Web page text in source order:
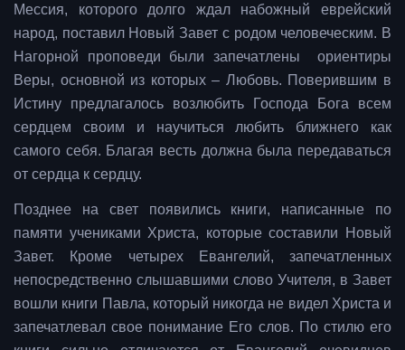
Мессия, которого долго ждал набожный еврейский
народ, поставил Новый Завет с родом человеческим. В
Нагорной проповеди были запечатлены ориентиры
Веры, основной из которых – Любовь. Поверившим в
Истину предлагалось возлюбить Господа Бога всем
сердцем своим и научиться любить ближнего как
самого себя. Благая весть должна была передаваться
от сердца к сердцу.
Позднее на свет появились книги, написанные по
памяти учениками Христа, которые составили Новый
Завет. Кроме четырех Евангелий, запечатленных
непосредственно слышавшими слово Учителя, в Завет
вошли книги Павла, который никогда не видел Христа и
запечатлевал свое понимание Его слов. По стилю его